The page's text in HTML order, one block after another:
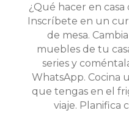
¿Qué hacer en
Inscríbete en un
de mesa.
muebles de tu
series y
WhatsApp. Cocina
que tengas en el
viaje. Planifica